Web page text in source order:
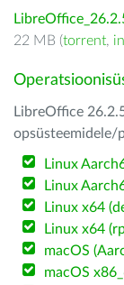
22 MB (torrent,
LibreOffice
opsüsteemidele/
Linux
Linux
Linux x64
Linux x64
macOS
macOS